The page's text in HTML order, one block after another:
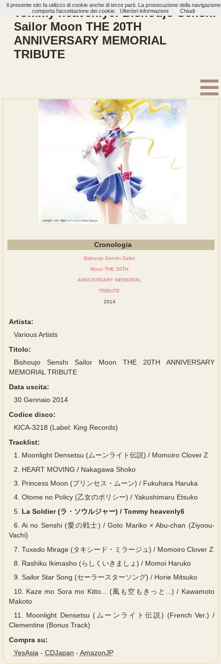
Tommy heavenly6: Bishoujo Senshi
Sailor Moon THE 20TH
ANNIVERSARY MEMORIAL
TRIBUTE
Cronologia
Bishoujo Senshi Sailor
Moon THE 20TH
ANNIVERSARY MEMORIAL
TRIBUTE
2014
Artista:
Various Artists
Titolo:
Bishoujo Senshi Sailor Moon THE 20TH ANNIVERSARY
MEMORIAL TRIBUTE
Data uscita:
30 Gennaio 2014
Codice disco:
KICA-3218 (Label: King Records)
Tracklist:
1. Moonlight Densetsu (ムーンライト伝説) / Momoiro Clover Z
2.
HEART MOVING / Nakagawa Shoko
3.
Princess Moon (プリンセス・ムーン) / Fukuhara Haruka
4. Otome no Policy (乙女のポリシー) / Yakushimaru Etsuko
5. La Soldier (ラ・ソウルジャー) / Tommy heavenly6
6. Ai no Senshi (愛の戦士) / Goto Mariko × Abu-chan (Ziyoou-
Vachi)
7. Tuxedo Mirage (タキシード・ミラージュ) / Momoiro Clover Z
8.
Rashiku Ikimasho (らしくいきましょ) / Momoi Haruko
9. Sailor Star Song (セーラースターソング) / Horie Mitsuko
10.
Kaze mo Sora mo Kitto... (風も空もきっと...) / Kawamoto
Makoto
11.
Moonlight Densetsu (ムーンライト伝説) (French Ver.) /
Clementine (Bonus Track)
Compra su:
YesAsia - CDJapan - AmazonJP
Il presente sito fa utilizzo di cookie anche di terze parti. La prosecuzione della navigazione
comporta l'accettazione dei cookie.
Ulteriori informazioni Chiudi